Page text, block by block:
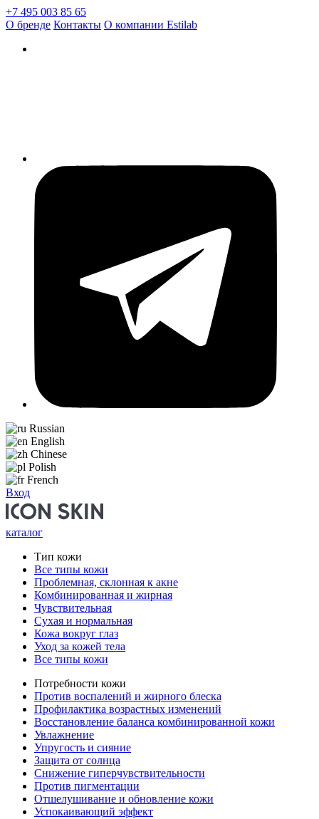
+7 495 003 85 65
О бренде Контакты О компании Estilab
Russian
English
Chinese
Polish
French
Вход
каталог
Тип кожи
Все типы кожи
Проблемная, склонная к акне
Комбинированная и жирная
Чувствительная
Сухая и нормальная
Кожа вокруг глаз
Уход за кожей тела
Все типы кожи
Потребности кожи
Против воспалений и жирного блеска
Профилактика возрастных изменений
Восстановление баланса комбинированной кожи
Увлажнение
Упругость и сияние
Защита от солнца
Снижение гиперчувствительности
Против пигментации
Отшелушивание и обновление кожи
Успокаивающий эффект